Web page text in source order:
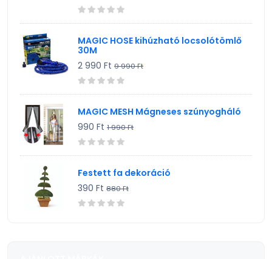
MAGIC HOSE kihúzható locsolótömlő
30M
2 990 Ft 9 990 Ft
MAGIC MESH Mágneses szúnyogháló
990 Ft 1 990 Ft
Festett fa dekoráció
390 Ft 880 Ft